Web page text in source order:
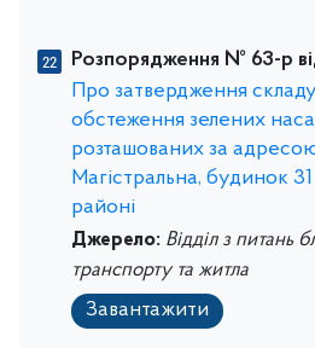
Розпорядження № 63-р
Про затвердження складу
обстеження зелених
розташованих за
Магістральна, будинок
районі
Джерело: Відділ з питань
транспорту та житла
Завантажити